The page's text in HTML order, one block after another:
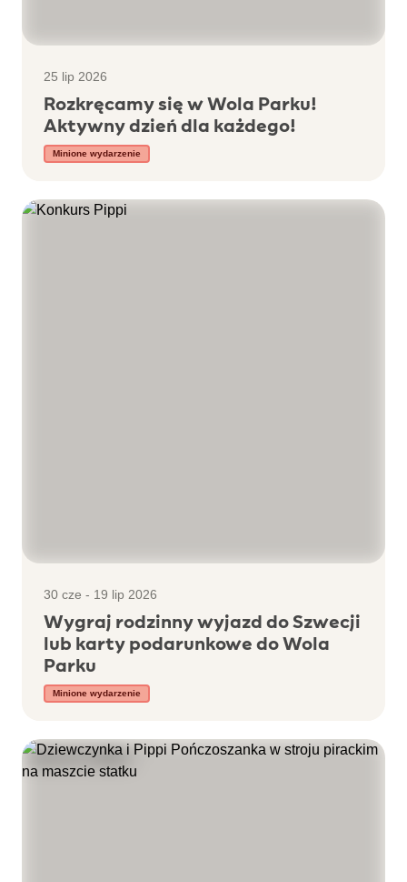
25 lip 2026
Rozkręcamy się w Wola Parku!
Aktywny dzień dla każdego!
Minione wydarzenie
30 cze - 19 lip 2026
Wygraj rodzinny wyjazd do Szwecji
lub karty podarunkowe do Wola
Parku
Minione wydarzenie